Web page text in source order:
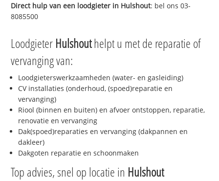
Direct hulp van een loodgieter in Hulshout: bel ons 03-
8085500
Loodgieter Hulshouthelpt u met de reparatie of
vervanging van:
Loodgieterswerkzaamheden (water- en gasleiding)
CV installaties (onderhoud, (spoed)reparatie en
vervanging)
Riool (binnen en buiten) en afvoer ontstoppen, reparatie,
renovatie en vervanging
Dak(spoed)reparaties en vervanging (dakpannen en
dakleer)
Dakgoten reparatie en schoonmaken
Top advies, snel op locatie in Hulshout